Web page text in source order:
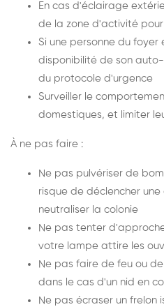
En cas d'éclairage
de la zone d'activité
Si une personne du foyer
disponibilité de son
du protocole d'urgence
Surveiller le
domestiques, et limiter
À ne pas faire :
Ne pas pulvériser de
risque de déclencher
neutraliser la colonie
Ne pas tenter
votre lampe attire les
Ne pas faire de feu ou
dans le cas d'un nid en
Ne pas écraser un frelon